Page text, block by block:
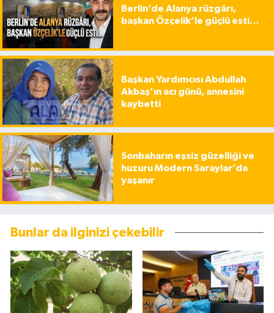
Berlin’de Alanya rüzgârı,
başkan Özçelik’le güçlü esti…
Başkan Yardımcısı Abdullah
Akbaş’ın acı günü, annesini
kaybetti
Sonbaharın eşsiz güzelliği ve
huzuru Modern Saraylar’da
yaşanır
Bunlar da ilginizi çekebilir